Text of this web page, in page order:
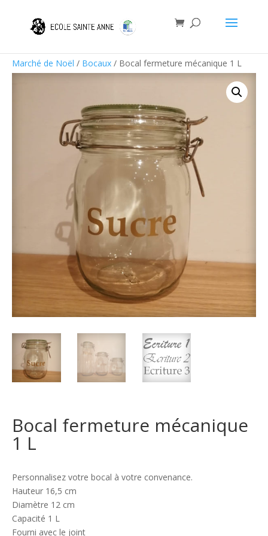
Marché de Noël / Bocaux / Bocal fermeture mécanique 1 L
Bocal fermeture mécanique
1 L
Personnalisez votre bocal à votre convenance.
Hauteur 16,5 cm
Diamètre 12 cm
Capacité 1 L
Fourni avec le joint